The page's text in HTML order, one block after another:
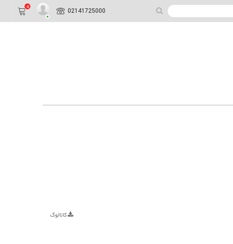
02141725000
0
کاتالوگ